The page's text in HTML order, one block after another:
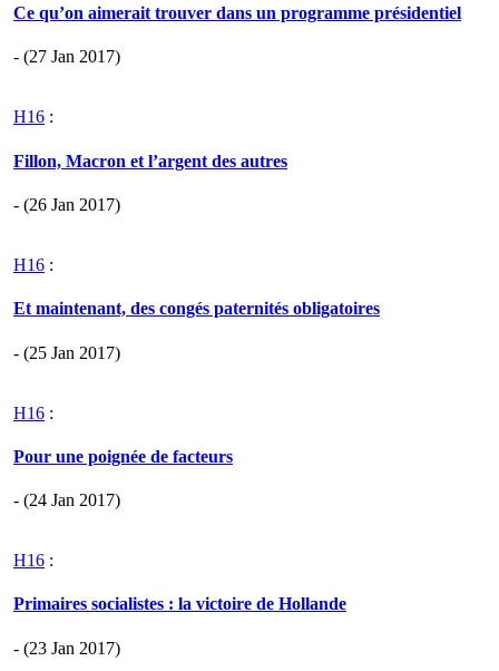
Ce qu’on aimerait trouver dans un programme présidentiel
- (27 Jan 2017)
H16 :
Fillon, Macron et l’argent des autres
- (26 Jan 2017)
H16 :
Et maintenant, des congés paternités obligatoires
- (25 Jan 2017)
H16 :
Pour une poignée de facteurs
- (24 Jan 2017)
H16 :
Primaires socialistes : la victoire de Hollande
- (23 Jan 2017)